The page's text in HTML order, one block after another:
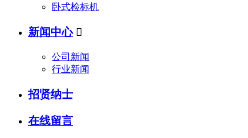
卧式检标机
新闻中心 
公司新闻
行业新闻
招贤纳士
在线留言